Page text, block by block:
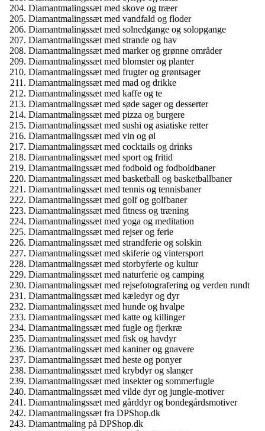
Diamantmalingssæt med skove og træer
Diamantmalingssæt med vandfald og floder
Diamantmalingssæt med solnedgange og solopgange
Diamantmalingssæt med strande og hav
Diamantmalingssæt med marker og grønne områder
Diamantmalingssæt med blomster og planter
Diamantmalingssæt med frugter og grøntsager
Diamantmalingssæt med mad og drikke
Diamantmalingssæt med kaffe og te
Diamantmalingssæt med søde sager og desserter
Diamantmalingssæt med pizza og burgere
Diamantmalingssæt med sushi og asiatiske retter
Diamantmalingssæt med vin og øl
Diamantmalingssæt med cocktails og drinks
Diamantmalingssæt med sport og fritid
Diamantmalingssæt med fodbold og fodboldbaner
Diamantmalingssæt med basketball og basketballbaner
Diamantmalingssæt med tennis og tennisbaner
Diamantmalingssæt med golf og golfbaner
Diamantmalingssæt med fitness og træning
Diamantmalingssæt med yoga og meditation
Diamantmalingssæt med rejser og ferie
Diamantmalingssæt med strandferie og solskin
Diamantmalingssæt med skiferie og vintersport
Diamantmalingssæt med storbyferie og kultur
Diamantmalingssæt med naturferie og camping
Diamantmalingssæt med rejsefotografering og verden rundt
Diamantmalingssæt med kæledyr og dyr
Diamantmalingssæt med hunde og hvalpe
Diamantmalingssæt med katte og killinger
Diamantmalingssæt med fugle og fjerkræ
Diamantmalingssæt med fisk og havdyr
Diamantmalingssæt med kaniner og gnavere
Diamantmalingssæt med heste og ponyer
Diamantmalingssæt med krybdyr og slanger
Diamantmalingssæt med insekter og sommerfugle
Diamantmalingssæt med vilde dyr og jungle-motiver
Diamantmalingssæt med gårddyr og bondegårdsmotiver
Diamantmalingssæt fra DPShop.dk
Diamantmaling på DPShop.dk